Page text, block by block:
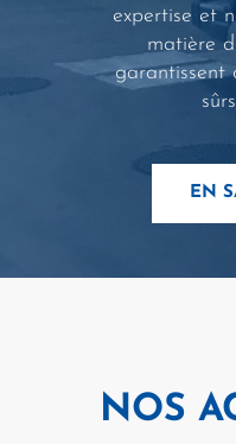
expertise et
matière
garantissent
EN
NOS